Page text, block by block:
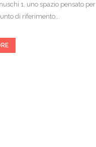
1, uno spazio pensato per
di riferimento...